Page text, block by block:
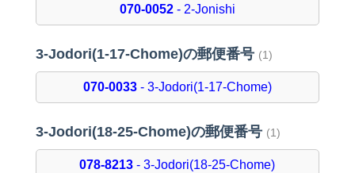
070-0052- 2-Jonishi
3-Jodori(1-17-Chome)の郵便番号 (1)
070-0033- 3-Jodori(1-17-Chome)
3-Jodori(18-25-Chome)の郵便番号 (1)
078-8213 - 3-Jodori(18-25-Chome)